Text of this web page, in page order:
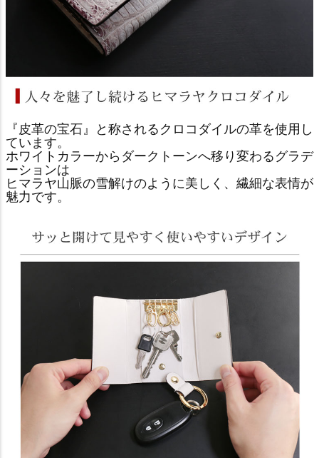
『皮革の宝石』と称されるクロコダイルの革を使用し
ています。
ホワイトカラーからダークトーンへ移り変わるグラデ
ーションは
ヒマラヤ山脈の雪解けのように美しく、繊細な表情が
魅力です。